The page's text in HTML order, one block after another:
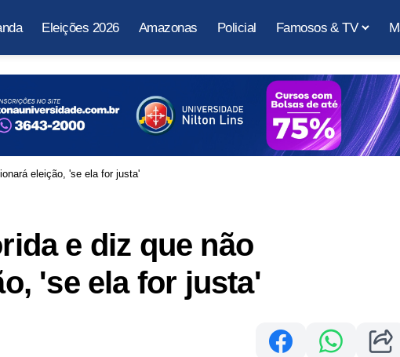
Eleições 2026 Amazonas Policial Famosos & TV
eleição, 'se ela for justa'
e diz que não
'se ela for justa'